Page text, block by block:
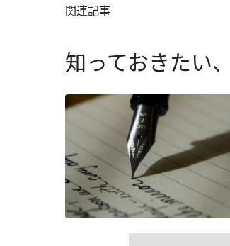
関連記事
知っておきたい